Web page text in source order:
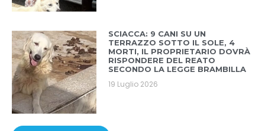
SCIACCA: 9 CANI SU UN
TERRAZZO SOTTO IL SOLE, 4
MORTI, IL PROPRIETARIO DOVRÀ
RISPONDERE DEL REATO
SECONDO LA LEGGE BRAMBILLA
19 Luglio 2026